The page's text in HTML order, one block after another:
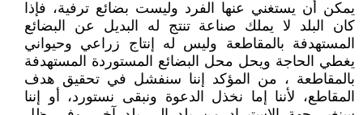
يمكن أن يستغني عنها الفرد وليست بضائع ترفية، فإذا
كان البلد لا يملك صناعة تنتج له البديل عن البضائع
المستهدفة بالمقاطعة وليس له إنتاج زراعي وحيواني
يغطي الحاجة ويحل محل البضائع المستوردة المستهدفة
بالمقاطعة ، من المؤكد إننا سنفشل في تحقيق هدف
المقاطع، لأننا إما نخذل الدعوة ونبقى نستورد، أو إننا